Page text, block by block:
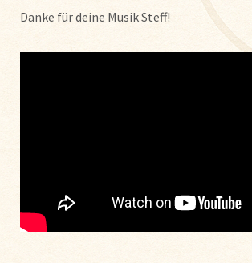
Danke für deine Musik Steff!